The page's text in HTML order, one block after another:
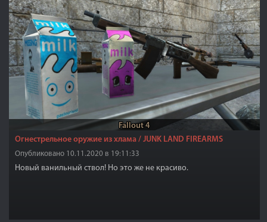
Fallout 4
Огнестрельное оружие из хлама / JUNK LAND FIREARMS
Опубликовано 10.11.2020 в 19:11:33
Новый ванильный ствол! Но это же не красиво.